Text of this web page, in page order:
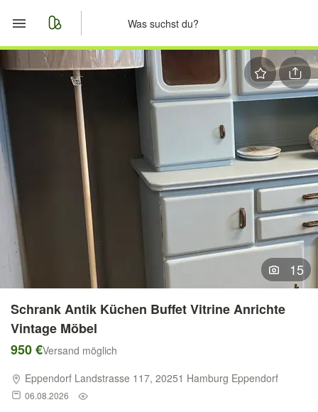
Start
Merkliste
Nachrichten
Anzeige aufgeben
15
Schrank Antik Küchen Buffet Vitrine Anrichte
Vintage Möbel
950 €Versand möglich
Eppendorf Landstrasse 117, 20251 Hamburg Eppendorf
06.08.2026